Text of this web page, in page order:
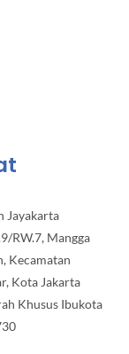
Jayakarta
RW.7, Mangga
Kecamatan
Kota Jakarta
Khusus Ibukota